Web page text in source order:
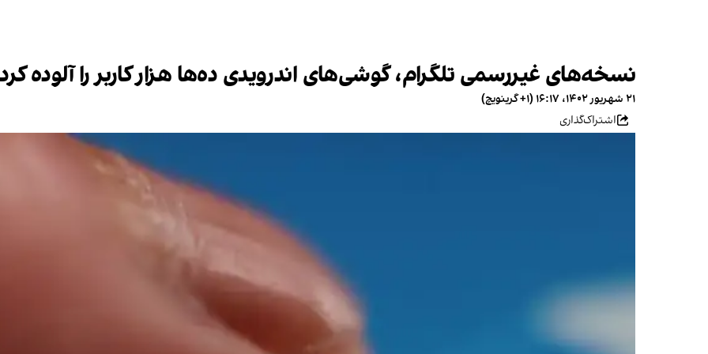
نسخه‌های غیر‌رسمی تلگرام، گوشی‌های اندرویدی ده‌ها هزار کاربر را آلوده
۲۱ شهریور ۱۴۰۲، ۱۶:۱۷ (‎+۱ گرینویچ)
اشتراک‌گذاری